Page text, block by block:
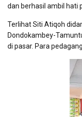
dan berhasil ambil hati
Terlihat Siti Atiqoh
Dondokambey-
di pasar. Para